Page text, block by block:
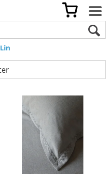
Lin